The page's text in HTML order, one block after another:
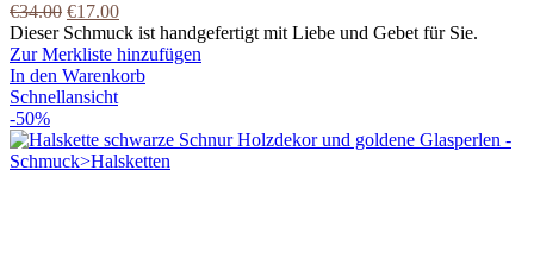
€34.00 €17.00
Dieser Schmuck ist handgefertigt mit Liebe und Gebet für Sie.
Zur Merkliste hinzufügen
In den Warenkorb
Schnellansicht
-50%